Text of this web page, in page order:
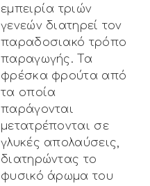
εμπειρία τριών
γενεών διατηρεί τον
παραδοσιακό τρόπο
παραγωγής. Τα
φρέσκα φρούτα από
τα οποία
παράγονται
μετατρέπονται σε
γλυκές απολαύσεις,
διατηρώντας το
φυσικό άρωμα του